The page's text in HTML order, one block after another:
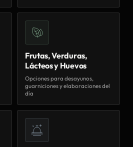
Frutas, Verduras,
Lácteos y Huevos
Opciones para desayunos,
guarniciones y elaboraciones del
día